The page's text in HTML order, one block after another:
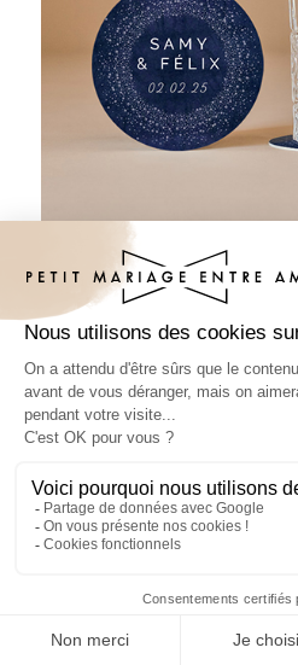
Sous-bock mariage